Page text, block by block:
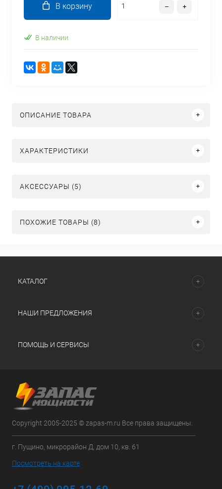
В корзину
В наличии
ОПИСАНИЕ ТОВАРА
ХАРАКТЕРИСТИКИ
АКСЕССУАРЫ (5)
ПОХОЖИЕ ТОВАРЫ (8)
КАТАЛОГ
НАШИ ПРЕДЛОЖЕНИЯ
ПОМОЩЬ И СЕРВИСЫ
Copyright 2005-2025 © zapas-m.ru Все права защищены.
г. Пущино, микрорайон Д, дом 10, кв. 61
Посмотреть на карте